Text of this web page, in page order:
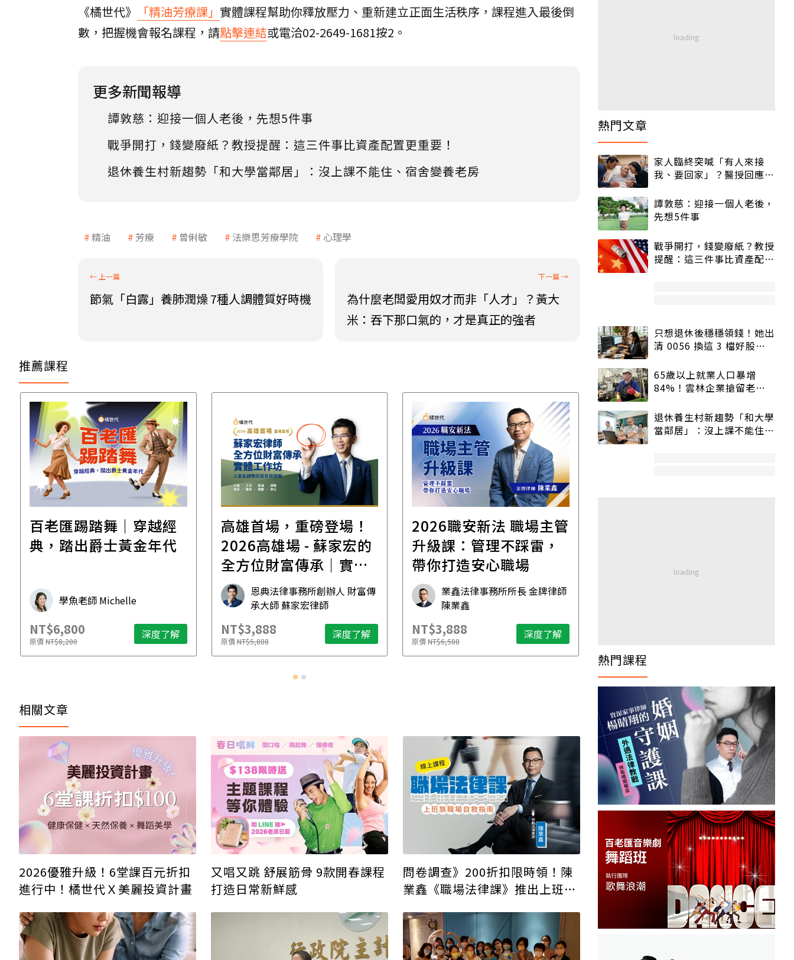
《橘世代》
「精油芳療課」 實體課程幫助你釋放壓力、重新建立正面生活秩序，課程進入最後倒
數，把握機會報名課程，請點擊連結或電洽02-2649-1681按2。
更多新聞報導
譚敦慈：迎接一個人老後，先想5件事
戰爭開打，錢變廢紙？教授提醒：這三件事比資產配置更重要！
退休養生村新趨勢「和大學當鄰居」：沒上課不能住、宿舍變養老房
精油 芳療 曾俐敏 法樂思芳療學院 心理學
節氣「白露」養肺潤燥 7種人調體質好時機
為什麼老闆愛用奴才而非「人才」？黃大
米：吞下那口氣的，才是真正的強者
推薦課程
百老匯踢踏舞｜穿越經
典，踏出爵士黃金年代
學魚老師 Michelle
NT$6,800
原價NT$8,200 深度了解
高雄首場，重磅登場！
2026高雄場 - 蘇家宏的
全方位財富傳承｜實體
工作坊恩典法律事務所創辦人 財富傳
承大師 蘇家宏律師
NT$3,888
原價NT$5,888 深度了解
2026職安新法 職場主管
升級課：管理不踩雷，
帶你打造安心職場
業鑫法律事務所所長 金牌律師
陳業鑫
NT$3,888
原價NT$6,588 深度了解
生活必修課：一個人
相關文章
2026優雅升級！6堂課百元折扣
進行中！橘世代Ｘ美麗投資計畫
又唱又跳 舒展筋骨 9款開春課程
打造日常新鮮感
問卷調查》200折扣限時領！陳
業鑫《職場法律課》推出上班族
熱門文章
家人臨終突喊「有人來接
我、要回家」？醫授回應方
譚敦慈：迎接一個人老後，
先想5件事
戰爭開打，錢變廢紙？教授
提醒：這三件事比資產配置
只想退休後穩穩領錢！她出
清 0056 換這 3 檔好股：
65歲以上就業人口暴增
84%！雲林企業搶留老員
退休養生村新趨勢「和大學
當鄰居」：沒上課不能住、
熱門課程